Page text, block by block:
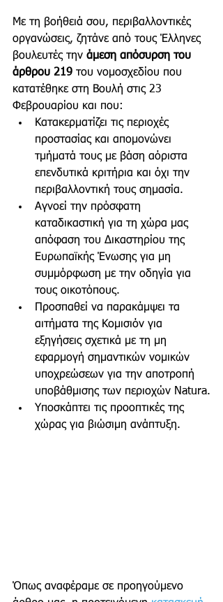
Με τη βοήθειά σου, περιβαλλοντικές
οργανώσεις, ζητάνε από τους Έλληνες
βουλευτές την άμεση απόσυρση του
άρθρου 219 του νομοσχεδίου που
κατατέθηκε στη Βουλή στις 23
Φεβρουαρίου και που:
Κατακερματίζει τις περιοχές
προστασίας και απομονώνει
τμήματά τους με βάση αόριστα
επενδυτικά κριτήρια και όχι την
περιβαλλοντική τους σημασία.
Αγνοεί την πρόσφατη
καταδικαστική για τη χώρα μας
απόφαση του Δικαστηρίου της
Ευρωπαϊκής Ένωσης για μη
συμμόρφωση με την οδηγία για
τους οικοτόπους.
Προσπαθεί να παρακάμψει τα
αιτήματα της Κομισιόν για
εξηγήσεις σχετικά με τη μη
εφαρμογή σημαντικών νομικών
υποχρεώσεων για την αποτροπή
υποβάθμισης των περιοχών Natura.
Υποσκάπτει τις προοπτικές της
χώρας για βιώσιμη ανάπτυξη.
Όπως αναφέραμε σε προηγούμενο